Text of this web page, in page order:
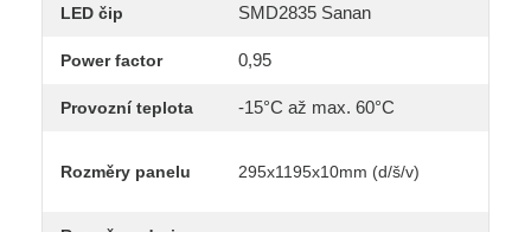
LED čip SMD2835 Sanan
Power factor 0,95
Provozní teplota -15°C až max. 60°C
Rozměry panelu 295x1195x10mm (d/š/v)